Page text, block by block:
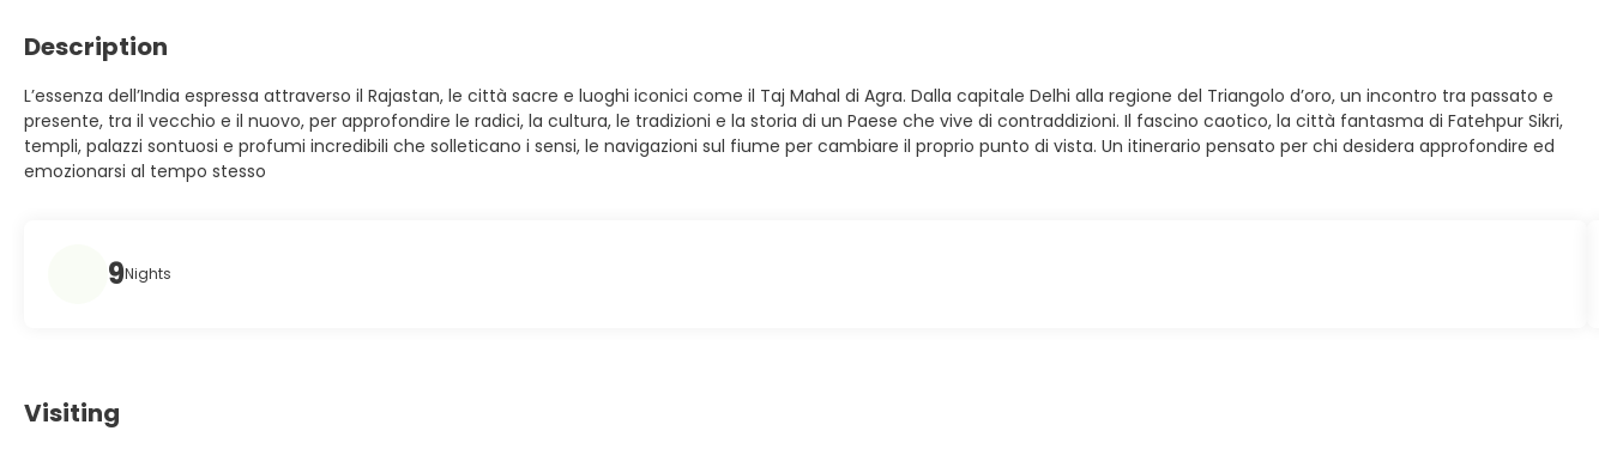
Description
L’essenza dell’India espressa attraverso il Rajastan, le città sacre e luoghi iconici come il Taj Mahal di Agra. Dalla capitale Delhi alla regione del Triangolo d’oro, un incontro tra passato e
presente, tra il vecchio e il nuovo, per approfondire le radici, la cultura, le tradizioni e la storia di un Paese che vive di contraddizioni. Il fascino caotico, la città fantasma di Fatehpur Sikri,
templi, palazzi sontuosi e profumi incredibili che solleticano i sensi, le navigazioni sul fiume per cambiare il proprio punto di vista. Un itinerario pensato per chi desidera approfondire ed
emozionarsi al tempo stesso
9Nights
Visiting